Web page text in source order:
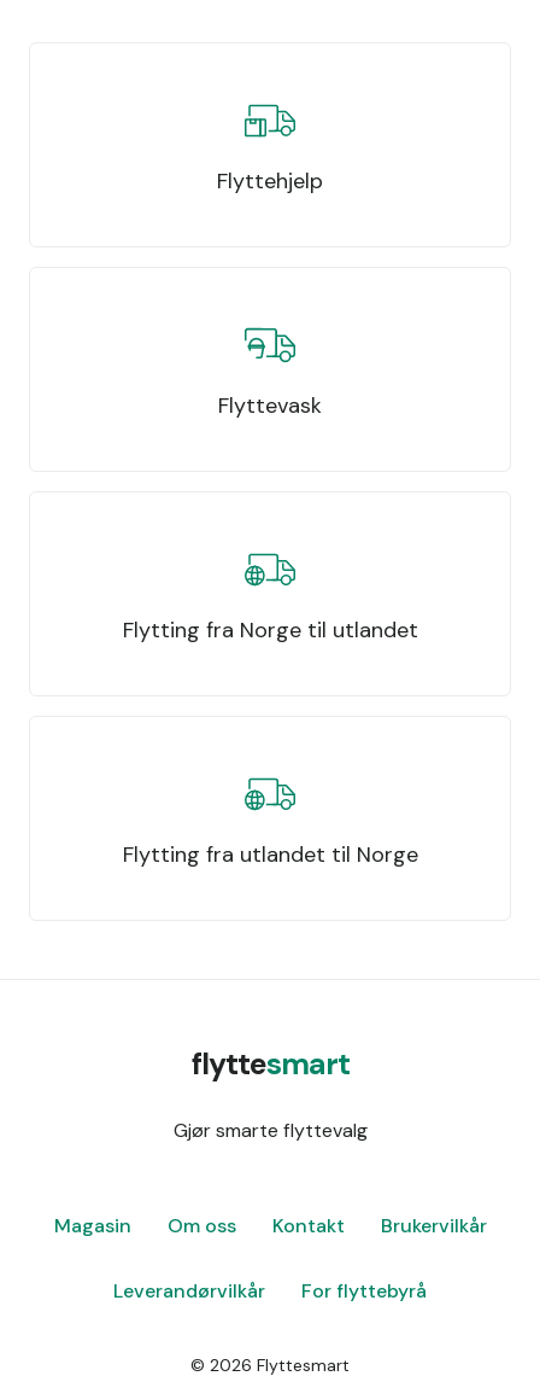
Flyttehjelp
Flyttevask
Flytting fra Norge til utlandet
Flytting fra utlandet til Norge
flyttesmart
Gjør smarte flyttevalg
Magasin Om oss Kontakt Brukervilkår
Leverandørvilkår For flyttebyrå
© 2026 Flyttesmart